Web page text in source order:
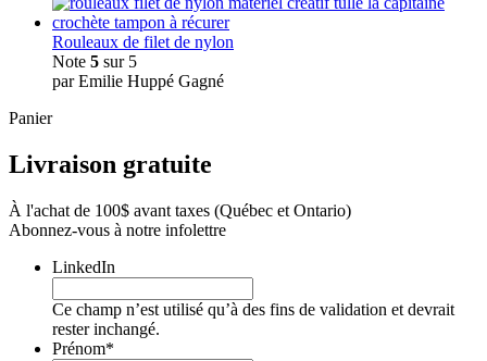
Rouleaux de filet de nylon
Note 5 sur 5
par Emilie Huppé Gagné
Panier
Livraison gratuite
À l'achat de 100$ avant taxes (Québec et Ontario)
Abonnez-vous à notre infolettre
LinkedIn
Ce champ n’est utilisé qu’à des fins de validation et devrait
rester inchangé.
Prénom*